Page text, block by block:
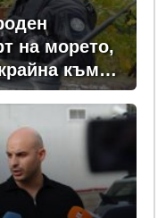
на морето,
към